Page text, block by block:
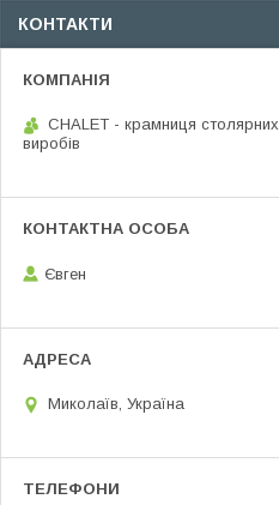
КОНТАКТИ
CHALET - крамниця столярних
виробів
Євген
Миколаїв, Україна